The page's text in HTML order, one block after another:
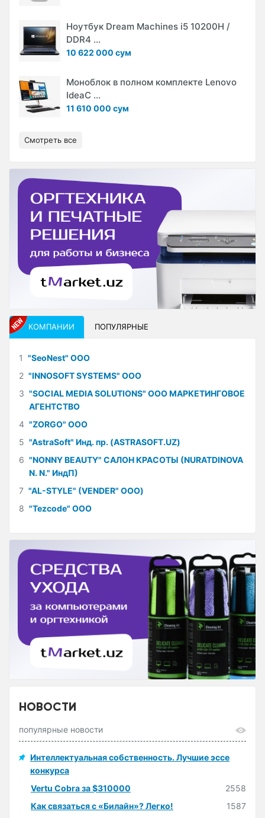
Ноутбук Dream Machines i5 10200H /
DDR4 ...
10 622 000 сум
Моноблок в полном комплекте Lenovo
IdeaC ...
11 610 000 сум
Смотреть все
КОМПАНИИ ПОПУЛЯРНЫЕ
1 "SeoNest" ООО
2 "INNOSOFT SYSTEMS" ООО
3 "SOCIAL MEDIA SOLUTIONS" ООО МАРКЕТИНГОВОЕ
АГЕНТСТВО
4 "ZORGO" ООО
5 "AstraSoft" Инд. пр. (ASTRASOFT.UZ)
6 "NONNY BEAUTY" САЛОН КРАСОТЫ (NURATDINOVA
N. N." ИндП)
7 "AL-STYLE" (VENDER" ООО)
8 "Tezcode" ООО
НОВОСТИ
популярные новости
Интеллектуальная собственность. Лучшие эссе
конкурса
Vertu Cobra за $310000
2558
Как связаться с «Билайн»? Легко!
1587